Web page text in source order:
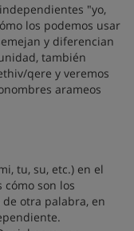
"yo,
los podemos usar
y diferencian
también
qere y veremos
arameos
tu, su, etc.) en el
cómo son los
otra palabra, en